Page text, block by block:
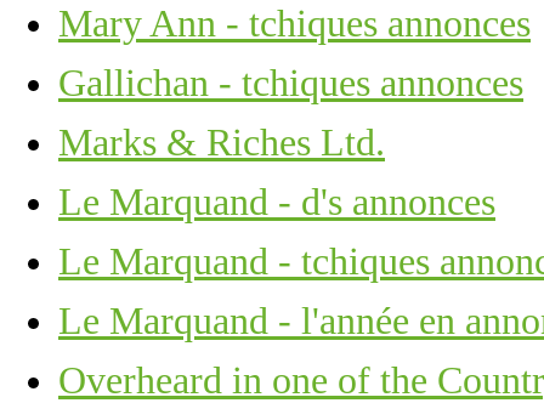
Mary Ann - tchiques annonces
Gallichan - tchiques annonces
Marks & Riches Ltd.
Le Marquand - d's annonces
Le Marquand - tchiques
Le Marquand - l'année en
Overheard in one of the